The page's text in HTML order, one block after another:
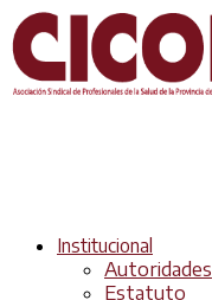
Institucional
Autoridades
Estatuto